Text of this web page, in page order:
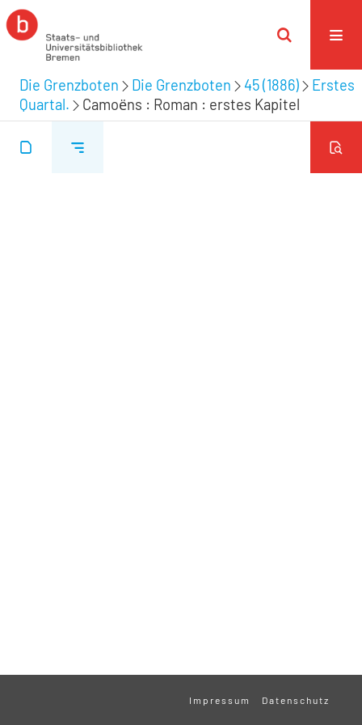
Die Grenzboten Die Grenzboten 45 (1886)
Erstes
Quartal.
Camoёns : Roman : erstes Kapitel
Impressum Datenschutz